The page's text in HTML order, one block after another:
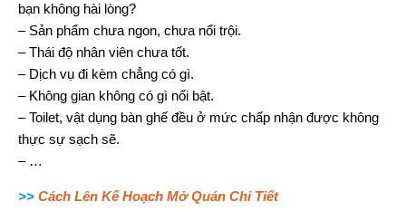
bạn không hài lòng?
– Sản phẩm chưa ngon, chưa nổi trội.
– Thái độ nhân viên chưa tốt.
– Dịch vụ đi kèm chẳng có gì.
– Không gian không có gì nổi bật.
– Toilet, vật dụng bàn ghế đều ở mức chấp nhận được không
thực sự sạch sẽ.
– …
>> Cách Lên Kế Hoạch Mở Quán Chi Tiết